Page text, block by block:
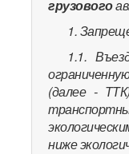
грузового
1.
1.1.
(далее -
ниже